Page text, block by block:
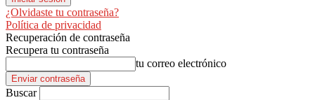
¿Olvidaste tu contraseña?
Política de privacidad
Recuperación de contraseña
Recupera tu contraseña
tu correo electrónico
Buscar